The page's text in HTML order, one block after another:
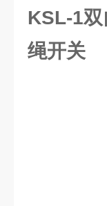
KSL-1
绳开关